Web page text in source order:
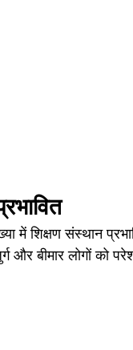
में शिक्षण संस्थान
बीमार लोगों को